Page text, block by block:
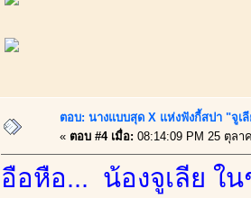
ตอบ: นางแบบสุด X แห่งฟังกี้สปา "จูเ
« ตอบ #4 เมื่อ: 08:14:09 PM 25 ตุลา
อือหือ... น้องจูเลีย ใ